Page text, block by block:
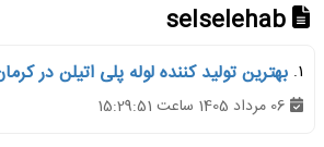
selselehab
1. بهترین تولید کننده لوله پلی اتیلن در